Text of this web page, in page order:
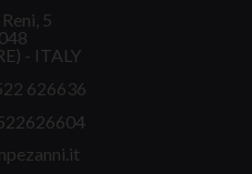
5
- ITALY
626636